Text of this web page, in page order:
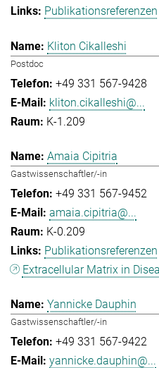
Publikationsreferenzen
Kliton Cikalleshi
Postdoc
+49 331 567-9428
kliton.cikalleshi@...
K-1.209
Amaia Cipitria
Gastwissenschaftler/-in
+49 331 567-9452
amaia.cipitria@...
K-0.209
Publikationsreferenzen
Extracellular Matrix in
Yannicke Dauphin
Gastwissenschaftler/-in
+49 331 567-9422
yannicke.dauphin@...